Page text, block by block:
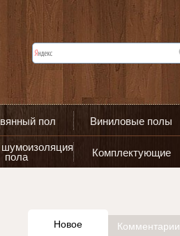
пол Виниловые полы
шумоизоляция
пола
Комплектующие
Новое Комментарии